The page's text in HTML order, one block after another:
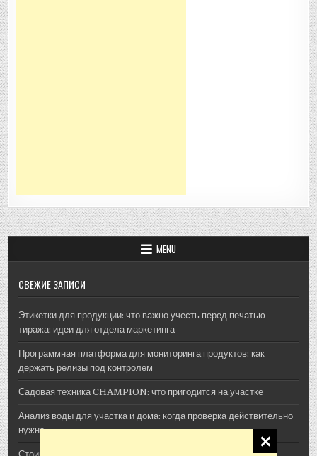
MENU
СВЕЖИЕ ЗАПИСИ
Этикетки для продукции: что важно учесть перед печатью
тиража: идеи для отдела маркетинга
Программная платформа для мониторинга продуктов: как
держать релизы под контролем
Садовая техника CHAMPION: что пригодится на участке
Анализ воды для участка и дома: когда проверка действительно
нужна